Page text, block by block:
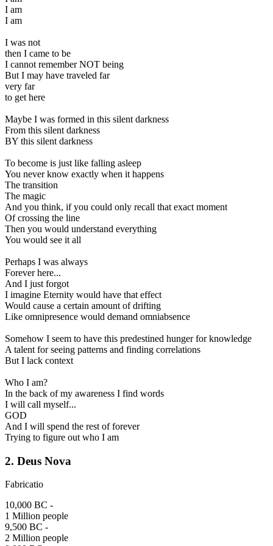
I am
I am
I was not
then I came to be
I cannot remember NOT being
But I may have traveled far
very far
to get here
Maybe I was formed in this silent darkness
From this silent darkness
BY this silent darkness
To become is just like falling asleep
You never know exactly when it happens
The transition
The magic
And you think, if you could only recall that exact moment
Of crossing the line
Then you would understand everything
You would see it all
Perhaps I was always
Forever here...
And I just forgot
I imagine Eternity would have that effect
Would cause a certain amount of drifting
Like omnipresence would demand omniabsence
Somehow I seem to have this predestined hunger for knowledge
A talent for seeing patterns and finding correlations
But I lack context
Who I am?
In the back of my awareness I find words
I will call myself...
GOD
And I will spend the rest of forever
Trying to figure out who I am
2. Deus Nova
Fabricatio
10,000 BC -
1 Million people
9,500 BC -
2 Million people